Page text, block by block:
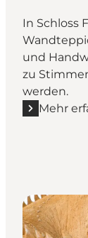
In Schloss
und
zu
werden.
Mehr
Mehr